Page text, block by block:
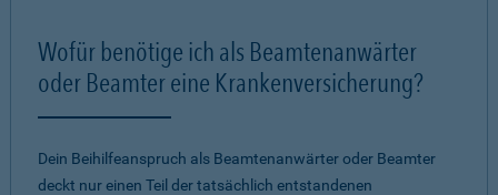
Wofür benötige ich als Beamtenanwärter
oder Beamter eine Krankenversicherung?
Dein Beihilfeanspruch als Beamtenanwärter oder Beamter
deckt nur einen Teil der tatsächlich entstandenen